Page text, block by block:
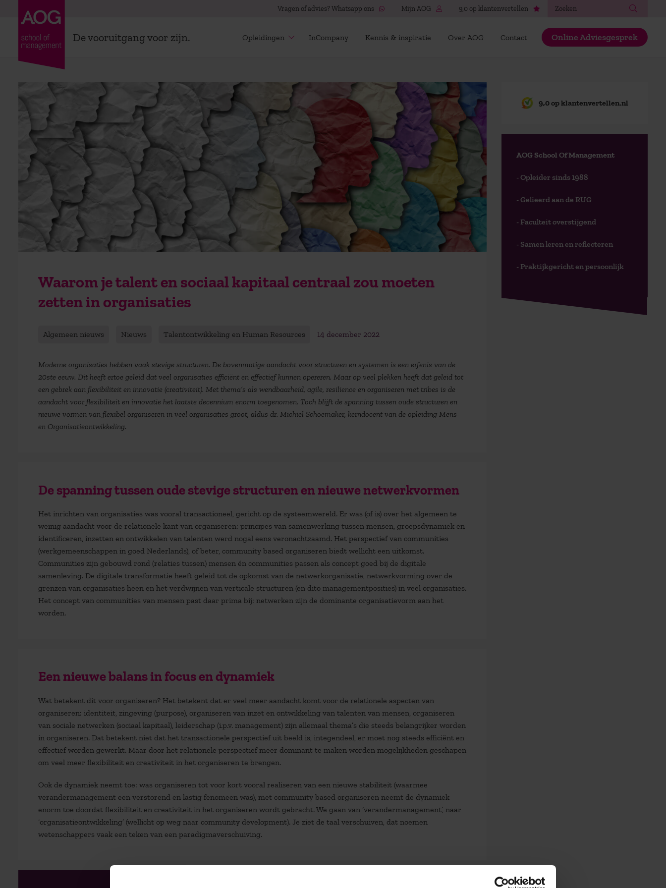
Vragen of advies? Whatsapp ons Mijn AOG 9,0 op klantenvertellen
De vooruitgang voor zijn. Opleidingen InCompany Kennis & inspiratie Over AOG Contact Online Adviesgesprek
Waarom je talent en sociaal kapitaal centraal zou moeten
zetten in organisaties
Algemeen nieuws Nieuws Talentontwikkeling en Human Resources 14 december 2022
Moderne organisaties hebben vaak stevige structuren. De bovenmatige aandacht voor structuren en systemen is een erfenis van de
20ste eeuw. Dit heeft ertoe geleid dat veel organisaties efficiënt en effectief kunnen opereren. Maar op veel plekken heeft dat geleid tot
een gebrek aan flexibiliteit en innovatie (creativiteit). Met thema’s als wendbaarheid, agile, resilience en organiseren met tribes is de
aandacht voor flexibiliteit en innovatie het laatste decennium enorm toegenomen. Toch blijft de spanning tussen oude structuren en
nieuwe vormen van flexibel organiseren in veel organisaties groot, aldus dr. Michiel Schoemaker, kerndocent van de opleiding Mens-
en Organisatieontwikkeling.
De spanning tussen oude stevige structuren en nieuwe netwerkvormen
Het inrichten van organisaties was vooral transactioneel, gericht op de systeemwereld. Er was (of is) over het algemeen te
weinig aandacht voor de relationele kant van organiseren: principes van samenwerking tussen mensen, groepsdynamiek en
identificeren, inzetten en ontwikkelen van talenten werd nogal eens veronachtzaamd. Het perspectief van communities
(werkgemeenschappen in goed Nederlands), of beter, community based organiseren biedt wellicht een uitkomst.
Communities zijn gebouwd rond (relaties tussen) mensen én communities passen als concept goed bij de digitale
samenleving. De digitale transformatie heeft geleid tot de opkomst van de netwerkorganisatie, netwerkvorming over de
grenzen van organisaties heen en het verdwijnen van verticale structuren (en dito managementposities) in veel organisaties.
Het concept van communities van mensen past daar prima bij: netwerken zijn de dominante organisatievorm aan het
worden.
Een nieuwe balans in focus en dynamiek
Wat betekent dit voor organiseren? Het betekent dat er veel meer aandacht komt voor de relationele aspecten van
organiseren: identiteit, zingeving (purpose), organiseren van inzet en ontwikkeling van talenten van mensen, organiseren
van sociale netwerken (sociaal kapitaal), leiderschap (i.p.v. management) zijn allemaal thema’s die steeds belangrijker worden
in organiseren. Dat betekent niet dat het transactionele perspectief uit beeld is, integendeel, er moet nog steeds efficiënt en
effectief worden gewerkt. Maar door het relationele perspectief meer dominant te maken worden mogelijkheden geschapen
om veel meer flexibiliteit en creativiteit in het organiseren te brengen.
Ook de dynamiek neemt toe: was organiseren tot voor kort vooral realiseren van een nieuwe stabiliteit (waarmee
verandermanagement een verstorend en lastig fenomeen was), met community based organiseren neemt de dynamiek
enorm toe doordat flexibiliteit en creativiteit in het organiseren wordt gebracht. We gaan van ‘verandermanagement’, naar
‘organisatieontwikkeling’ (wellicht op weg naar community development). Je ziet de taal verschuiven, dat noemen
wetenschappers vaak een teken van een paradigmaverschuiving.
9,0 op klantenvertellen.nl
AOG School Of Management
- Opleider sinds 1988
- Gelieerd aan de RUG
- Faculteit overstijgend
- Samen leren en reflecteren
- Praktijkgericht en persoonlijk